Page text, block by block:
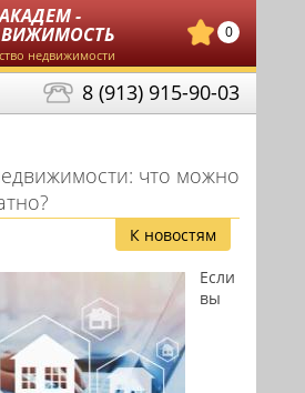
АКАДЕМ -
недвижимости
0
8 (913) 915-90-03
что можно
К новостям
Если
вы